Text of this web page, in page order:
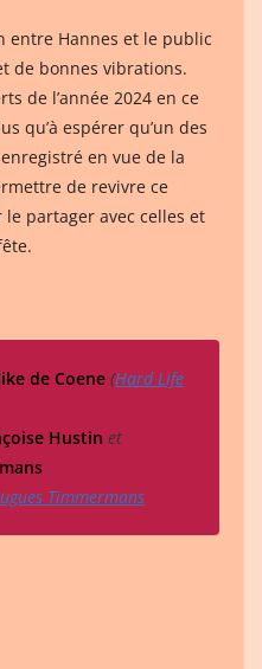
entre Hannes et le public
de bonnes vibrations.
de l’année 2024 en ce
qu’à espérer qu’un des
en vue de la
de revivre ce
partager avec celles et
de Coene (Hard Life
Hustin et
ugues Timmermans